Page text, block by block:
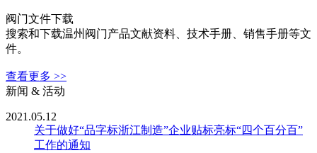
阀门文件下载
搜索和下载温州阀门产品文献资料、技术手册、销售手册等文
件。
查看更多 >>
新闻 & 活动
2021.05.12
关于做好“品字标浙江制造”企业贴标亮标“四个百分百”
工作的通知